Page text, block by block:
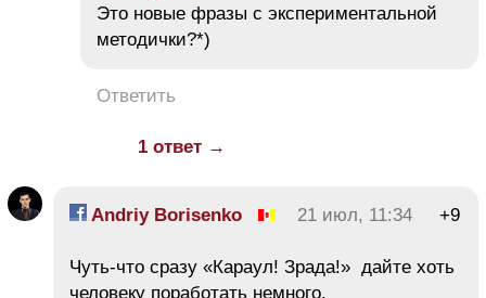
Это новые фразы с экспериментальной
методички?*)
Ответить
1 ответ →
Andriy Borisenko 21 июл, 11:34 +9
Чуть-что сразу «Караул! Зрада!» дайте хоть
человеку поработать немного.